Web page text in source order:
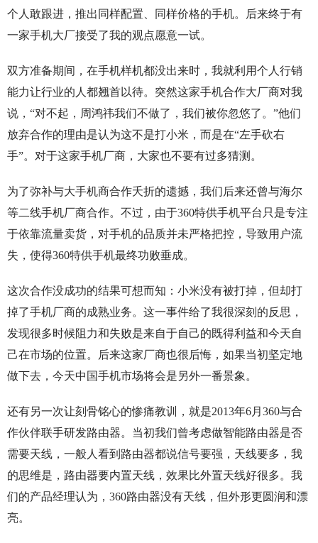
个人敢跟进，推出同样配置、同样价格的手机。后来终于有
一家手机大厂接受了我的观点愿意一试。
双方准备期间，在手机样机都没出来时，我就利用个人行销
能力让行业的人都翘首以待。突然这家手机合作大厂商对我
说，“对不起，周鸿祎我们不做了，我们被你忽悠了。”他们
放弃合作的理由是认为这不是打小米，而是在“左手砍右
手”。对于这家手机厂商，大家也不要有过多猜测。
为了弥补与大手机商合作夭折的遗撼，我们后来还曾与海尔
等二线手机厂商合作。不过，由于360特供手机平台只是专注
于依靠流量卖货，对手机的品质并未严格把控，导致用户流
失，使得360特供手机最终功败垂成。
这次合作没成功的结果可想而知：小米没有被打掉，但却打
掉了手机厂商的成熟业务。这一事件给了我很深刻的反思，
发现很多时候阻力和失败是来自于自己的既得利益和今天自
己在市场的位置。后来这家厂商也很后悔，如果当初坚定地
做下去，今天中国手机市场将会是另外一番景象。
还有另一次让刻骨铭心的惨痛教训，就是2013年6月360与合
作伙伴联手研发路由器。当初我们曾考虑做智能路由器是否
需要天线，一般人看到路由器都说信号要强，天线要多，我
的思维是，路由器要内置天线，效果比外置天线好很多。我
们的产品经理认为，360路由器没有天线，但外形更圆润和漂
亮。